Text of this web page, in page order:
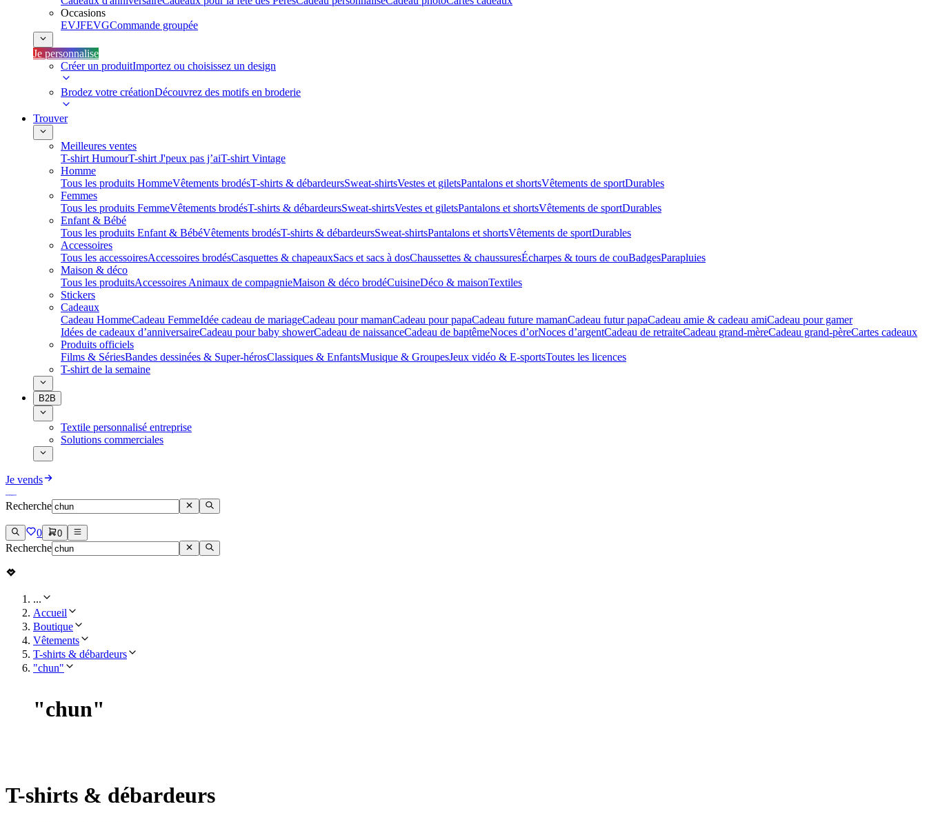
Occasions
EVJFEVGCommande groupée
Je personnalise
Créer un produitImportez ou choisissez un design
Brodez votre créationDécouvrez des motifs en broderie
Trouver
Meilleures ventes
T-shirt HumourT-shirt J'peux pas j’aiT-shirt Vintage
Homme
Tous les produits HommeVêtements brodésT-shirts & débardeursSweat-shirtsVestes et giletsPantalons et shortsVêtements de sportDurables
Femmes
Tous les produits FemmeVêtements brodésT-shirts & débardeursSweat-shirtsVestes et giletsPantalons et shortsVêtements de sportDurables
Enfant & Bébé
Tous les produits Enfant & BébéVêtements brodésT-shirts & débardeursSweat-shirtsPantalons et shortsVêtements de sportDurables
Accessoires
Tous les accessoiresAccessoires brodésCasquettes & chapeauxSacs et sacs à dosChaussettes & chaussuresÉcharpes & tours de couBadgesParapluies
Maison & déco
Tous les produitsAccessoires Animaux de compagnieMaison & déco brodéCuisineDéco & maisonTextiles
Stickers
Cadeaux
Cadeau HommeCadeau FemmeIdée cadeau de mariage​Cadeau pour mamanCadeau pour papaCadeau future mamanCadeau futur papaCadeau amie & cadeau amiCadeau pour gamer
Idées de cadeaux d’anniversaireCadeau pour baby showerCadeau de naissanceCadeau de baptêmeNoces d’orNoces d’argentCadeau de retraiteCadeau grand-mèreCadeau grand-pèreCartes cadeaux
Produits officiels
Films & SériesBandes dessinées & Super-hérosClassiques & EnfantsMusique & GroupesJeux vidéo & E-sportsToutes les licences
T-shirt de la semaine
B2B
Textile personnalisé entreprise
Solutions commerciales
Je vends
Recherche
0 0
Recherche
...
Accueil
Boutique
Vêtements
T-shirts & débardeurs
"chun"
"chun"
T-shirts & débardeurs